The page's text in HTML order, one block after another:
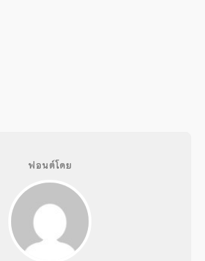
ฟอนต์โดย